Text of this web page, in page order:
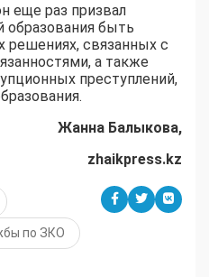
еще раз призвал
образования быть
связанных с
а также
преступлений,
Жанна Балыкова,
zhaikpress.kz
по ЗКО